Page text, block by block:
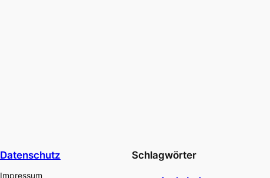
Datenschutz
Impressum
Schlagwörter